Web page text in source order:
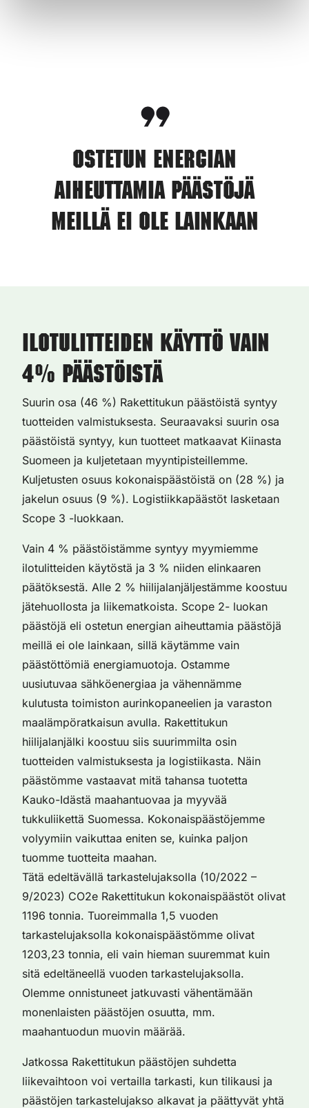
Ostetun energian
aiheuttamia päästöjä
meillä ei ole lainkaan
Ilotulitteiden käyttö vain
4% päästöistä
Suurin osa (46 %) Rakettitukun päästöistä syntyy
tuotteiden valmistuksesta. Seuraavaksi suurin osa
päästöistä syntyy, kun tuotteet matkaavat Kiinasta
Suomeen ja kuljetetaan myyntipisteillemme.
Kuljetusten osuus kokonaispäästöistä on (28 %) ja
jakelun osuus (9 %). Logistiikkapäästöt lasketaan
Scope 3 -luokkaan.
Vain 4 % päästöistämme syntyy myymiemme
ilotulitteiden käytöstä ja 3 % niiden elinkaaren
päätöksestä. Alle 2 % hiilijalanjäljestämme koostuu
jätehuollosta ja liikematkoista. Scope 2- luokan
päästöjä eli ostetun energian aiheuttamia päästöjä
meillä ei ole lainkaan, sillä käytämme vain
päästöttömiä energiamuotoja. Ostamme
uusiutuvaa sähköenergiaa ja vähennämme
kulutusta toimiston aurinkopaneelien ja varaston
maalämpöratkaisun avulla. Rakettitukun
hiilijalanjälki koostuu siis suurimmilta osin
tuotteiden valmistuksesta ja logistiikasta. Näin
päästömme vastaavat mitä tahansa tuotetta
Kauko-Idästä maahantuovaa ja myyvää
tukkuliikettä Suomessa. Kokonaispäästöjemme
volyymiin vaikuttaa eniten se, kuinka paljon
tuomme tuotteita maahan.
Tätä edeltävällä tarkastelujaksolla (10/2022 –
9/2023) CO2e Rakettitukun kokonaispäästöt olivat
1196 tonnia. Tuoreimmalla 1,5 vuoden
tarkastelujaksolla kokonaispäästömme olivat
1203,23 tonnia, eli vain hieman suuremmat kuin
sitä edeltäneellä vuoden tarkastelujaksolla.
Olemme onnistuneet jatkuvasti vähentämään
monenlaisten päästöjen osuutta, mm.
maahantuodun muovin määrää.
Jatkossa Rakettitukun päästöjen suhdetta
liikevaihtoon voi vertailla tarkasti, kun tilikausi ja
päästöjen tarkastelujakso alkavat ja päättyvät yhtä